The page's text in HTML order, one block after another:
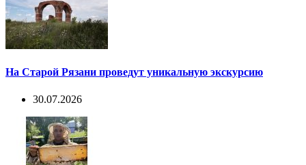
На Старой Рязани проведут уникальную экскурсию
30.07.2026